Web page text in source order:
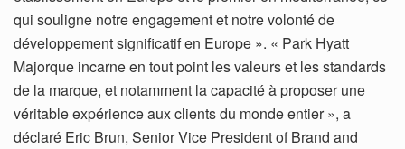
qui souligne notre engagement et notre volonté de
développement significatif en Europe ». « Park Hyatt
Majorque incarne en tout point les valeurs et les standards
de la marque, et notamment la capacité à proposer une
véritable expérience aux clients du monde entier », a
déclaré Eric Brun, Senior Vice President of Brand and